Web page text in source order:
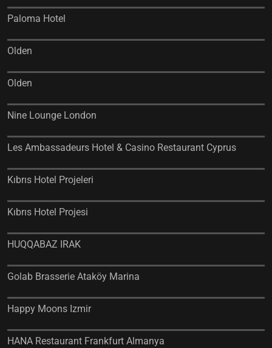
Paloma Hotel
Olden
Olden
Nine Lounge London
Les Ambassadeurs Hotel & Casino Restaurant Cyprus
Kıbrıs Hotel Projeleri
Kıbrıs Hotel Projesi
HUQQABAZ IRAK
Golab Brasserie Ataköy Marina
Happy Moons Izmir
HANA Restaurant Frankfurt Almanya